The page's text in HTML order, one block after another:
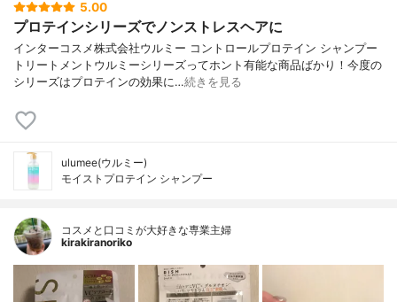
5.00
プロテインシリーズでノンストレスヘアに
インターコスメ株式会社ウルミー コントロールプロテイン シャンプー
トリートメントウルミーシリーズってホント有能な商品ばかり！今度の
シリーズはプロテインの効果に…続きを見る
ulumee(ウルミー)
モイストプロテイン シャンプー
コスメと口コミが大好きな専業主婦
kirakiranoriko